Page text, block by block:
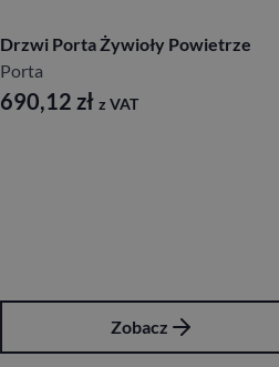
Drzwi Porta Żywioły Powietrze
Porta
690,12 zł z VAT
Zobacz